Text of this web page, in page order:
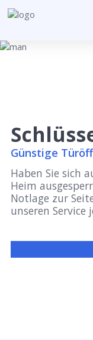
Günstige
Haben Sie sich
Heim
Notlage zur
unseren